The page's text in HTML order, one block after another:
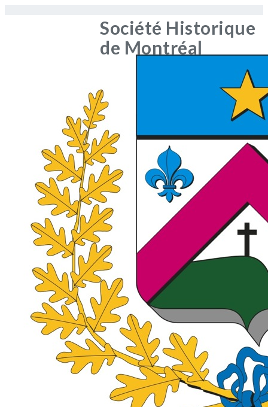
Société Historique
de Montréal